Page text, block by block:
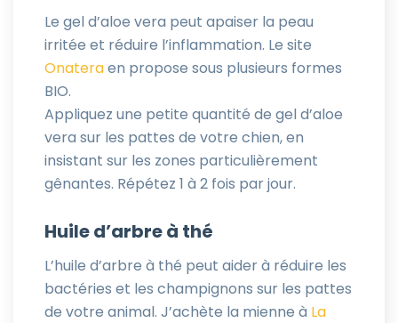
Le gel d’aloe vera peut apaiser la peau
irritée et réduire l’inflammation. Le site
Onateraen propose sous plusieurs formes
BIO.
Appliquez une petite quantité de gel d’aloe
vera sur les pattes de votre chien, en
insistant sur les zones particulièrement
gênantes. Répétez 1 à 2 fois par jour.
Huile d’arbre à thé
L’huile d’arbre à thé peut aider à réduire les
bactéries et les champignons sur les pattes
de votre animal. J’achète la mienne à La